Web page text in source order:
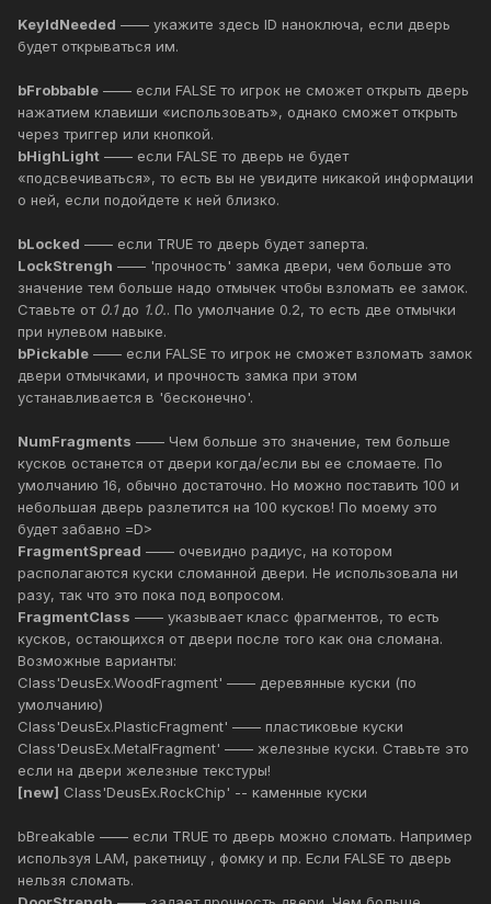
KeyIdNeeded —— укажите здесь ID наноключа, если дверь
будет открываться им.
bFrobbable —— если FALSE то игрок не сможет открыть дверь
нажатием клавиши «использовать», однако сможет открыть
через триггер или кнопкой.
bHighLight —— если FALSE то дверь не будет
«подсвечиваться», то есть вы не увидите никакой информации
о ней, если подойдете к ней близко.
bLocked —— если TRUE то дверь будет заперта.
LockStrengh —— 'прочность' замка двери, чем больше это
значение тем больше надо отмычек чтобы взломать ее замок.
Ставьте от 0.1до 1.0.. По умолчание 0.2, то есть две отмычки
при нулевом навыке.
bPickable —— если FALSE то игрок не сможет взломать замок
двери отмычками, и прочность замка при этом
устанавливается в 'бесконечно'.
NumFragments —— Чем больше это значение, тем больше
кусков останется от двери когда/если вы ее сломаете. По
умолчанию 16, обычно достаточно. Но можно поставить 100 и
небольшая дверь разлетится на 100 кусков! По моему это
будет забавно =D>
FragmentSpread —— очевидно радиус, на котором
располагаются куски сломанной двери. Не использовала ни
разу, так что это пока под вопросом.
FragmentClass —— указывает класс фрагментов, то есть
кусков, остающихся от двери после того как она сломана.
Возможные варианты:
Class'DeusEx.WoodFragment' —— деревянные куски (по
умолчанию)
Class'DeusEx.PlasticFragment' —— пластиковые куски
Class'DeusEx.MetalFragment' —— железные куски. Ставьте это
если на двери железные текстуры!
[new] Class'DeusEx.RockChip' -- каменные куски
bBreakable —— если TRUE то дверь можно сломать. Например
используя LAM, ракетницу , фомку и пр. Если FALSE то дверь
нельзя сломать.